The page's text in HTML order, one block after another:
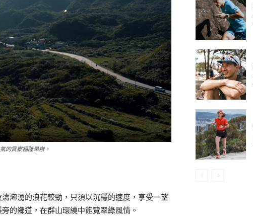
的貢寮福隆舉辦。
洶湧的浪花較勁，只須以沉穩的速度，享受一望
的鄉道，在群山環繞中飽覽翠綠風情。